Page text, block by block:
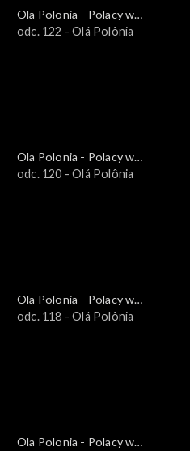
Ola Polonia - Polacy w
Brazylii i Ameryce
odc. 122 - Olá Polônia
Ola Polonia - Polacy w
Brazylii i Ameryce
odc. 120 - Olá Polônia
Ola Polonia - Polacy w
Brazylii i Ameryce
odc. 118 - Olá Polônia
Ola Polonia - Polacy w